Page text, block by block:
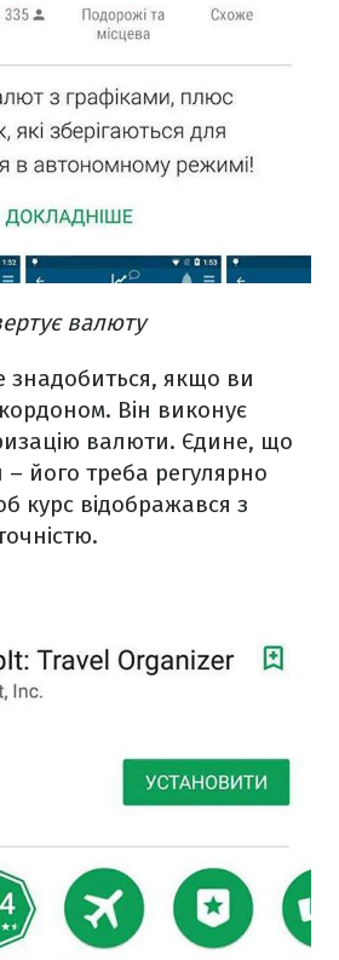
валюту
знадобиться, якщо ви
Він виконує
валюти. Єдине, що
– його треба регулярно
курс відображався з